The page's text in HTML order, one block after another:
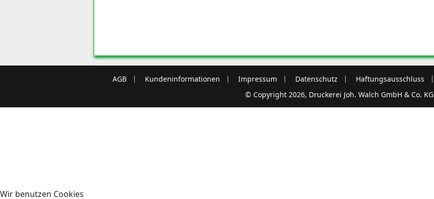
AGB Kundeninformationen Impressum Datenschutz Haftungsausschluss
© Copyright 2026, Druckerei Joh. Walch GmbH & Co. KG
Wir benutzen Cookies